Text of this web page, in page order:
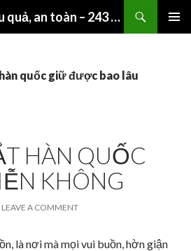
Trị mụn trứng cá hiệu quả, an toàn – 243 Giảng Võ – HN
quốc giữ được bao lâu
HÀN QUỐC
KHÔNG
LEAVE A COMMENT
là nơi mà mọi vui buồn, hờn giận